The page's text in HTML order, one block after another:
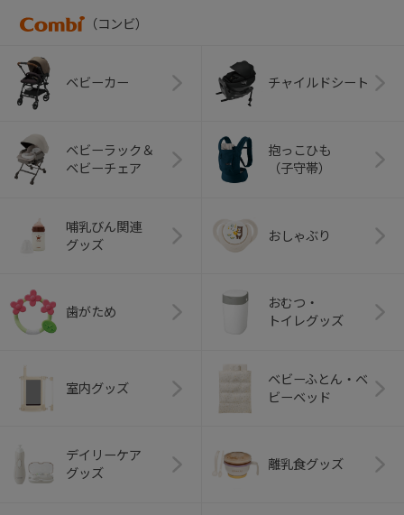
（コンビ）
ベビーカー チャイルドシート
ベビーラック＆
ベビーチェア
抱っこひも
（子守帯）
哺乳びん関連
グッズ
おしゃぶり
歯がため
おむつ・
トイレグッズ
室内グッズ
ベビーふとん・ベ
ビーベッド
デイリーケア
グッズ
離乳食グッズ